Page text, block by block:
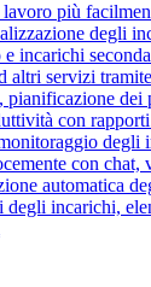
più
degli
incarichi
altri servizi
dei
con
degli
con
automatica
incarichi,